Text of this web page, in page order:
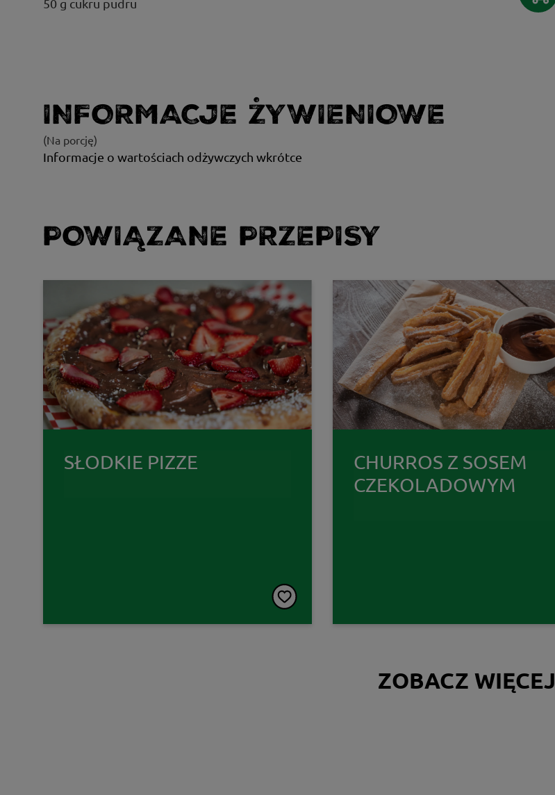
50 g cukru pudru
INFORMACJE ŻYWIENIOWE
(Na porcję)
Informacje o wartościach odżywczych wkrótce
POWIĄZANE PRZEPISY
SŁODKIE PIZZE
CHURROS Z SOSEM
CZEKOLADOWYM
ZOBACZ WIĘCEJ